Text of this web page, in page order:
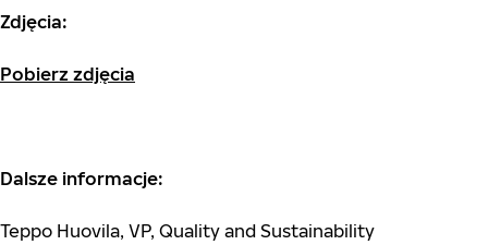
Zdjęcia:
Pobierz zdjęcia
Dalsze informacje:
Teppo Huovila, VP, Quality and Sustainability